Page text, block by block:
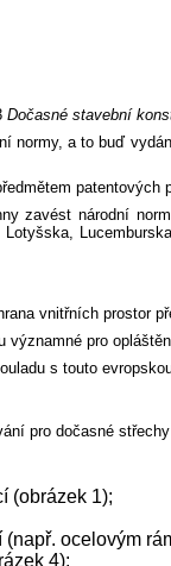
Dočasné stavební
normy, a to buď
zavést národní
vnitřních
významné pro
s touto
pro dočasné
(obrázek 1);
ocelovým
4);